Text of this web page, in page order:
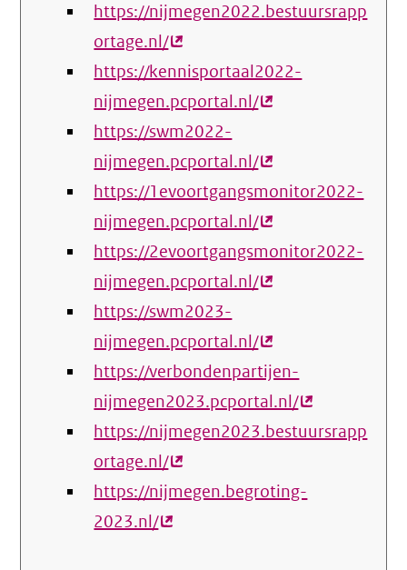
link)
https://nijmegen2022.bestuursrapp
ortage.nl/(externe
link)
https://kennisportaal2022-
nijmegen.pcportal.nl/(externe
https://swm2022-
nijmegen.pcportal.nl/(externe
link)
https://1evoortgangsmonitor2022-
nijmegen.pcportal.nl/(externe
link)
https://2evoortgangsmonitor2022-
nijmegen.pcportal.nl/(externe
https://swm2023-
nijmegen.pcportal.nl/(externe
link)
https://verbondenpartijen-
nijmegen2023.pcportal.nl/(externe
link)
https://nijmegen2023.bestuursrapp
ortage.nl/(externe
link)
https://nijmegen.begroting-
2023.nl/(externe